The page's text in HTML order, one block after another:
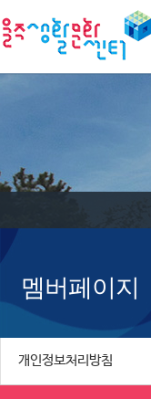
멤버페이지
개인정보처리방침